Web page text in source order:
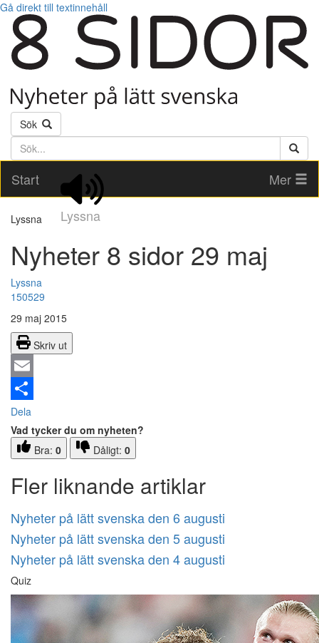
Gå direkt till textinnehåll
Sök
Söktext
Start
Lyssna
Mer
Lyssna
Nyheter 8 sidor 29 maj
Lyssna
150529
29 maj 2015
Skriv ut
Email
Dela
Vad tycker du om nyheten?
Bra: 0 Dåligt: 0
Fler liknande artiklar
Nyheter på lätt svenska den 6 augusti
Nyheter på lätt svenska den 5 augusti
Nyheter på lätt svenska den 4 augusti
Quiz